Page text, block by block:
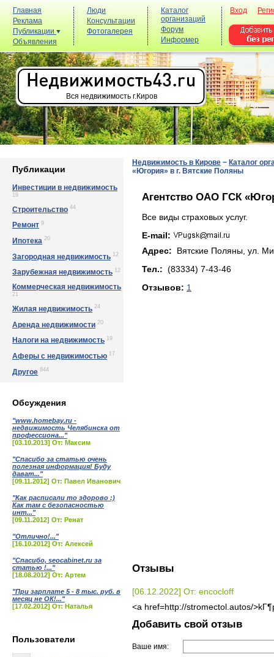
Главная
Реклама
Публикации
Объявления
Люди
Консультации
Фотогалерея
Каталог
организаций
Форум
Информер
Вход
Вся недвижимость г.Киров
Публикации
Инвестиции в недвижимость
19
Строительство 44
Ремонт 9
Ипотека 20
Загородная недвижимость 12
Зарубежная недвижимость 12
Коммерческая недвижимость
21
Жилая недвижимость 24
Аренда недвижимости 20
Налоги на недвижимость 19
Аферы с недвижимостью 17
Другое 844
Обсуждения
"www.homebay.ru -
недвижимость Челябинска от
профессиона..."
[03.10.2013] От: Максим
"Спасибо за статью очень
полезная информация! Буду
дават..."
[09.11.2012] От: Павел Иванович
"Как расписали то здорово :)
Как там с безопасностью
инт..."
[09.11.2012] От: Ренат
"Отлично!..."
[16.10.2012] От: Алексей
"Спасибо, seocabinet.ru за
статью !..."
[18.08.2012] От: Артем
"При зарплате 5 - 8 тыс. руб. в
месяц не ОК!..."
[17.02.2012] От: Наталья
Пользователи
Недвижимость в Кирове − Каталог
«Югория» в г. Вятские Поляны
Агентство ОАО ГСК
Все виды страховых услуг.
E-mail:
Адрес: Вятские Поляны, ул.
Тел.: (83334) 7-43-46
Отзывов: 1
Отзывы
[06.12.2022] От: encocloff
<a href=http://stromectol.autos/
Добавить свой отзыв
Ваше имя: